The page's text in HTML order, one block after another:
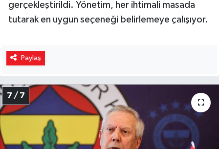
gerçekleştirildi. Yönetim, her ihtimali masada
tutarak en uygun seçeneği belirlemeye çalışıyor.
Paylaş
7 / 7